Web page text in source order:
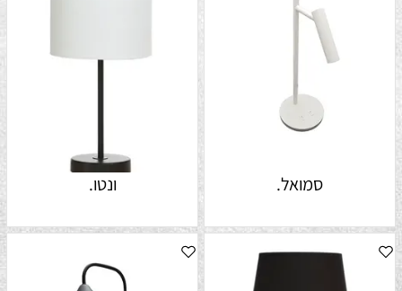
סמואל. ונטו.